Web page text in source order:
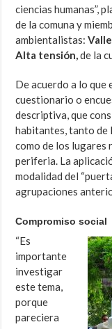
ciencias humanas”,
de la comuna y
ambientalistas:
Alta tensión,de la
De acuerdo a lo que
cuestionario o
descriptiva, que
habitantes, tanto de
como de los lugares
periferia. La
modalidad del
agrupaciones
Compromiso social
“Es
importante
investigar
este tema,
porque
pareciera